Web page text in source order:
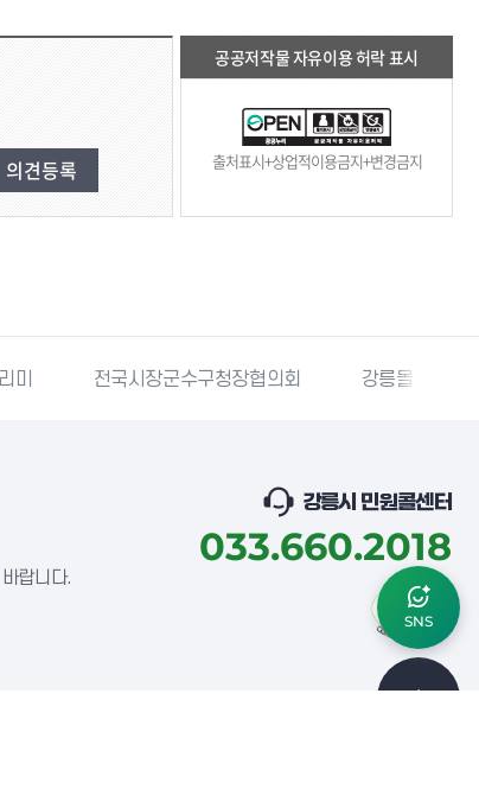
공공저작물 자유이용 허락 표시
출처표시+상업적이용금지+변경금지
미 전국시장군수구청장협의회 강릉몰
랍니다.
강릉시 민원콜센터
033.660.2018
SNS